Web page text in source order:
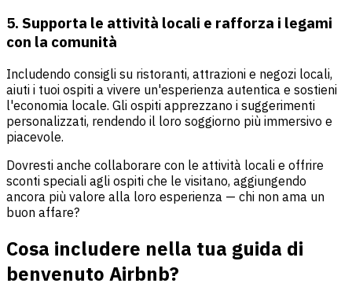
5. Supporta le attività locali e rafforza i legami
con la comunità
Includendo consigli su ristoranti, attrazioni e negozi locali,
aiuti i tuoi ospiti a vivere un'esperienza autentica e sostieni
l'economia locale. Gli ospiti apprezzano i suggerimenti
personalizzati, rendendo il loro soggiorno più immersivo e
piacevole.
Dovresti anche collaborare con le attività locali e offrire
sconti speciali agli ospiti che le visitano, aggiungendo
ancora più valore alla loro esperienza — chi non ama un
buon affare?
Cosa includere nella tua guida di
benvenuto Airbnb?